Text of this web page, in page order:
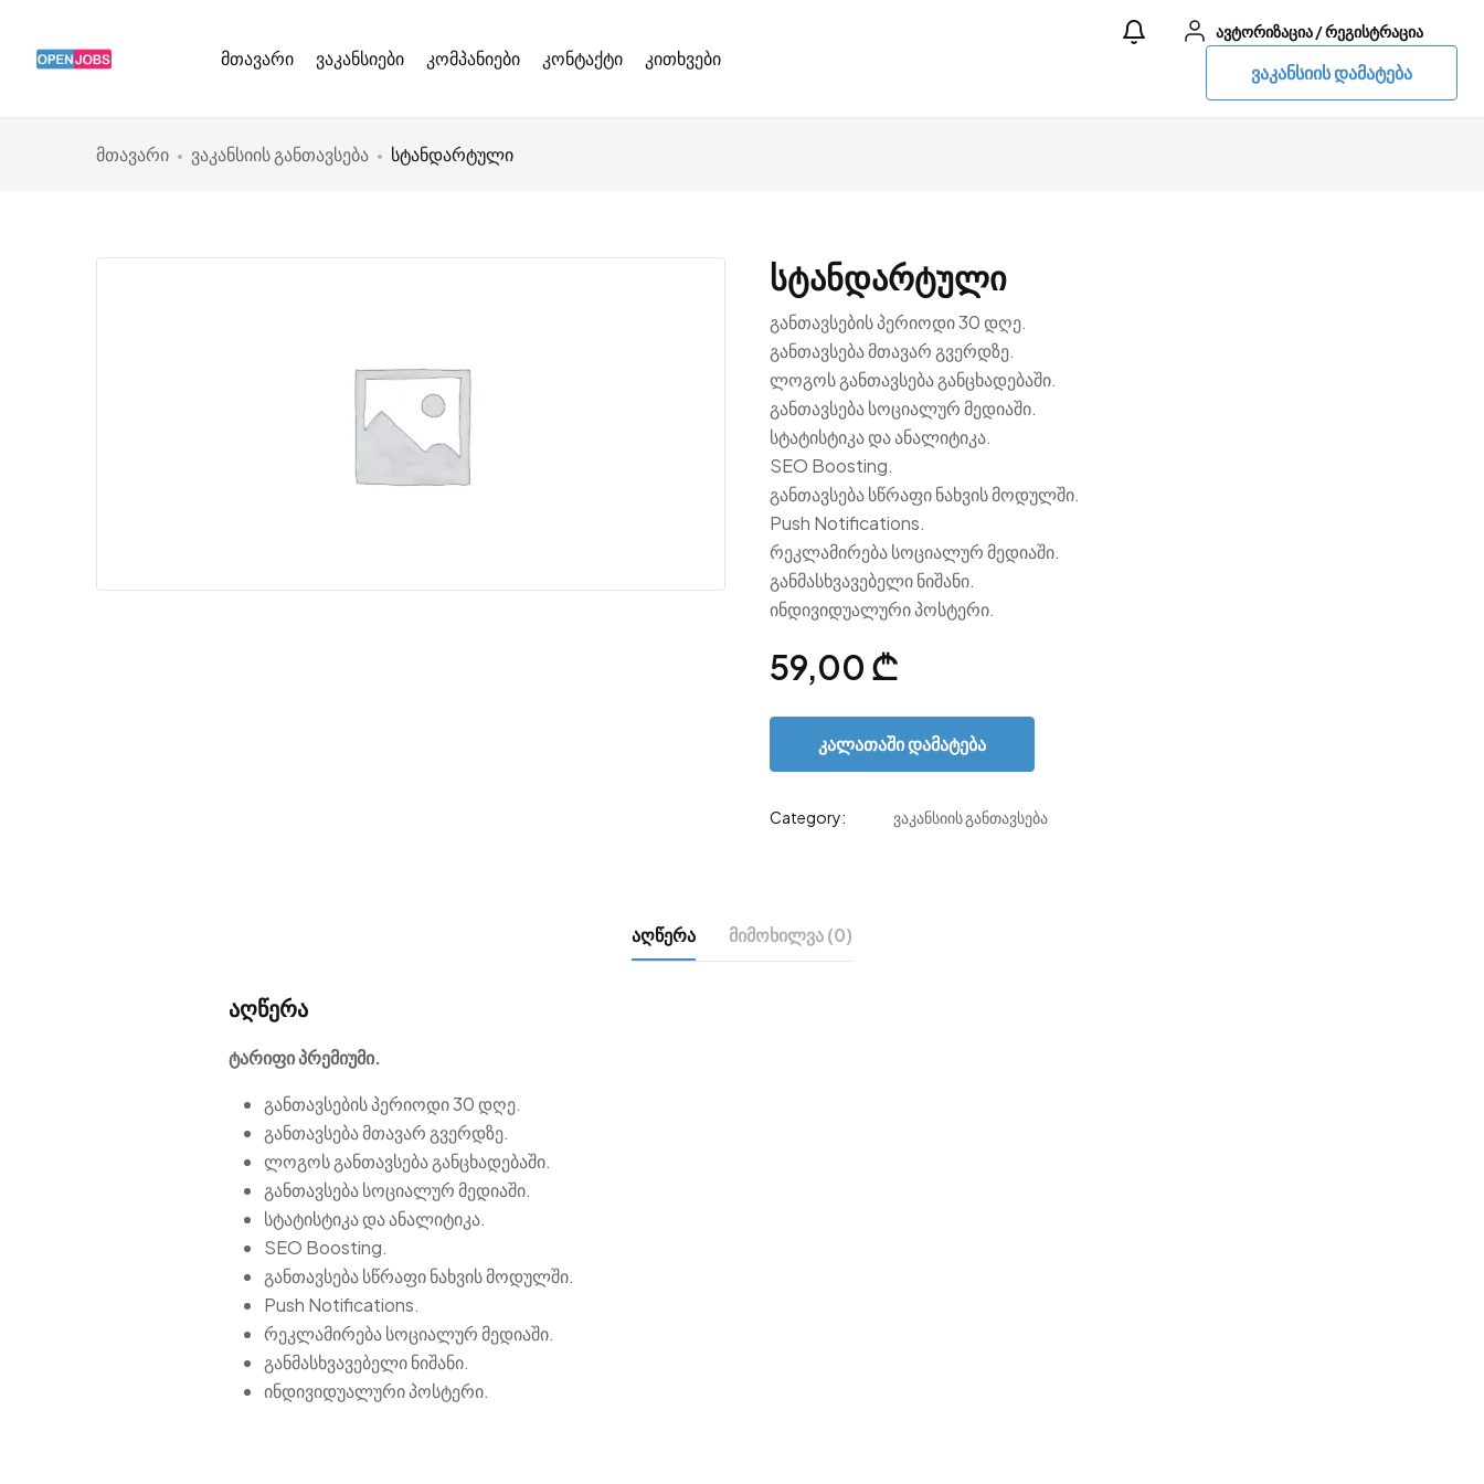
მთავარი ვაკანსიები კომპანიები კონტაქტი კითხვები
ავტორიზაცია/რეგისტრაცია
ვაკანსიის დამატება
მთავარი ვაკანსიის განთავსება სტანდარტული
Სტანდარტული
განთავსების პერიოდი 30 დღე.
განთავსება მთავარ გვერდზე.
ლოგოს განთავსება განცხადებაში.
განთავსება სოციალურ მედიაში.
სტატისტიკა და ანალიტიკა.
SEO Boosting.
განთავსება სწრაფი ნახვის მოდულში.
Push Notifications.
რეკლამირება სოციალურ მედიაში.
განმასხვავებელი ნიშანი.
ინდივიდუალური პოსტერი.
59,00 ₾
Კალათაში Დამატება
Category: ვაკანსიის განთავსება
Აღწერა Მიმოხილვა (0)
აღწერა
ტარიფი პრემიუმი.
განთავსების პერიოდი 30 დღე.
განთავსება მთავარ გვერდზე.
ლოგოს განთავსება განცხადებაში.
განთავსება სოციალურ მედიაში.
სტატისტიკა და ანალიტიკა.
SEO Boosting.
განთავსება სწრაფი ნახვის მოდულში.
Push Notifications.
რეკლამირება სოციალურ მედიაში.
განმასხვავებელი ნიშანი.
ინდივიდუალური პოსტერი.